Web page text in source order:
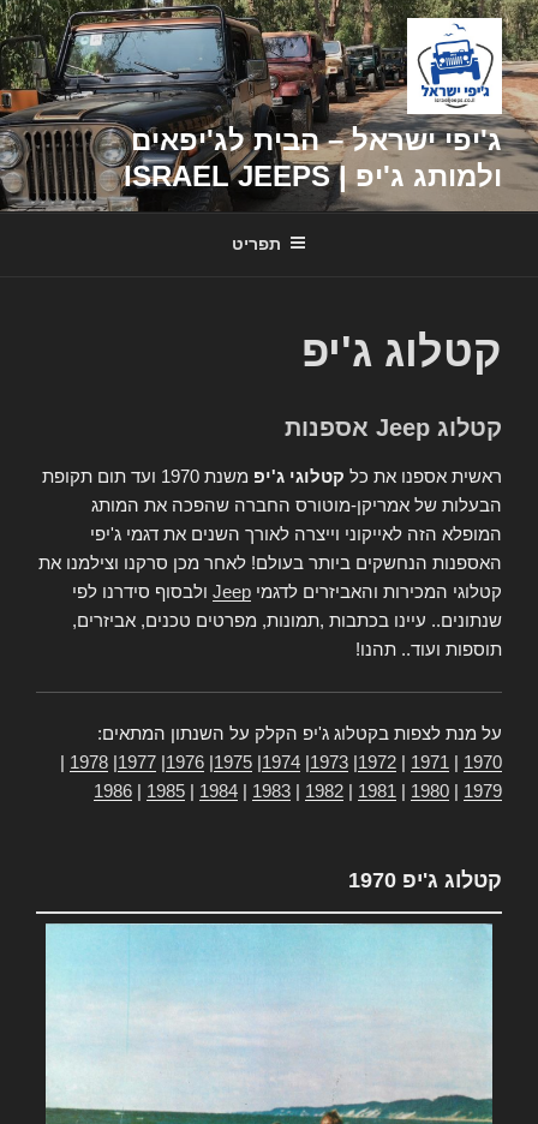
דילוג
לתוכן
ג'יפי ישראל – הבית לג'יפאים
ולמותג ג'יפ | ISRAEL JEEPS
תפריט
קטלוג ג'יפ
קטלוג Jeep אספנות
ראשית אספנו את כל קטלוגי ג'יפ
משנת 1970 ועד תום תקופת
הבעלות של אמריקן-מוטורס החברה שהפכה את המותג
המופלא הזה לאייקוני וייצרה לאורך השנים את דגמי ג'יפי
האספנות הנחשקים ביותר בעולם! לאחר מכן סרקנו וצילמנו את
קטלוגי המכירות והאביזרים לדגמי Jeep ולבסוף סידרנו לפי
שנתונים.. עיינו בכתבות ,תמונות, מפרטים טכנים, אביזרים,
תוספות ועוד.. תהנו!
על מנת לצפות בקטלוג ג'יפ הקלק על השנתון המתאים:
1970
1971
1972
1973
1974
1975
1976
1977
1978
1979
1980
1981
1982
1983
1984
1985
1986
קטלוג ג'יפ 1970